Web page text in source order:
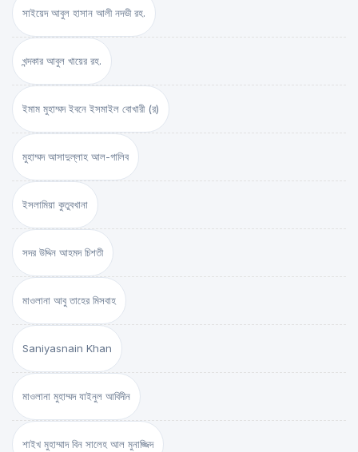
সাইয়েদ আবুল হাসান আলী নদভী রহ.
খন্দকার আবুল খায়ের রহ.
ইমাম মুহাম্মদ ইবনে ইসমাইল বোখারী (র)
মুহাম্মদ আসাদুল্লাহ আল-গালিব
ইসলামিয়া কুতুবখানা
সদর উদ্দিন আহমদ চিশতী
মাওলানা আবু তাহের মিসবাহ
Saniyasnain Khan
মাওলানা মুহাম্মদ যাইনুল আবিদীন
শাইখ মুহাম্মাদ বিন সালেহ আল মুনাজ্জিদ